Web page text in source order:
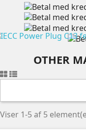
OTHER
Viser 1-5 af 5